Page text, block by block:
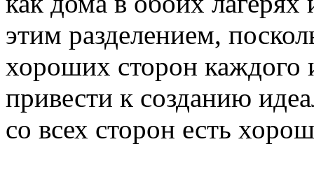
этим разделением,
хороших сторон каждого
привести к созданию
со всех сторон есть